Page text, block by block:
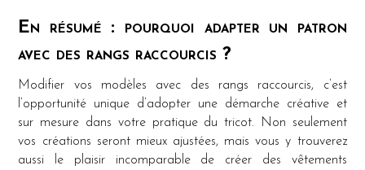
En résumé : pourquoi adapter un patron
avec des rangs raccourcis ?
Modifier vos modèles avec des rangs raccourcis, c’est
l’opportunité unique d’adopter une démarche créative et
sur mesure dans votre pratique du tricot. Non seulement
vos créations seront mieux ajustées, mais vous y trouverez
aussi le plaisir incomparable de créer des vêtements